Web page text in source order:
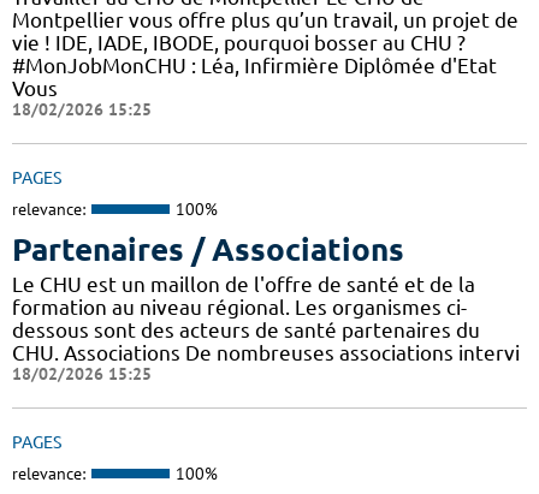
Montpellier vous offre plus qu’un travail, un projet de
vie ! IDE, IADE, IBODE, pourquoi bosser au CHU ?
#MonJobMonCHU : Léa, Infirmière Diplômée d'Etat
Vous
18/02/2026 15:25
PAGES
relevance: 100%
Partenaires / Associations
Le CHU est un maillon de l'offre de santé et de la
formation au niveau régional. Les organismes ci-
dessous sont des acteurs de santé partenaires du
CHU. Associations De nombreuses associations intervi
18/02/2026 15:25
PAGES
relevance: 100%